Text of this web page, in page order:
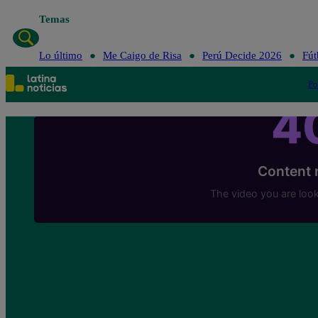
Temas
Lo último Me Caigo de Risa Perú Decide 2026